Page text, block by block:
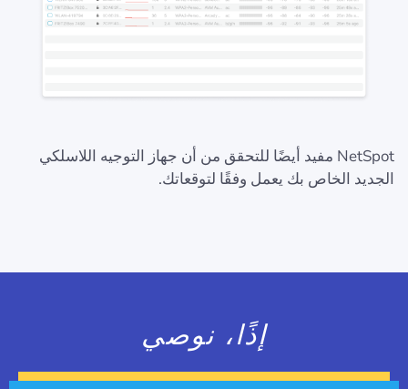
NetSpot مفيد أيضًا للتحقق من أن جهاز التوجيه اللاسلكي
الجديد الخاص بك يعمل وفقًا لتوقعاتك.
إذًا، نوصي